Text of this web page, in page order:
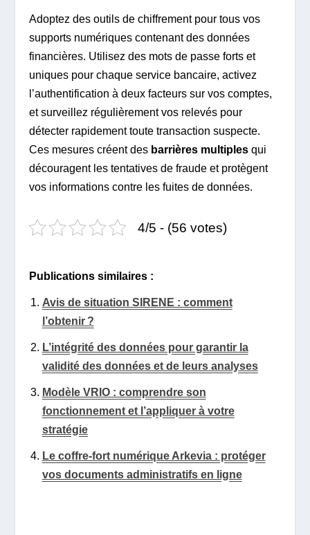
Adoptez des outils de chiffrement pour tous vos
supports numériques contenant des données
financières. Utilisez des mots de passe forts et
uniques pour chaque service bancaire, activez
l’authentification à deux facteurs sur vos comptes,
et surveillez régulièrement vos relevés pour
détecter rapidement toute transaction suspecte.
Ces mesures créent des barrières multiples qui
découragent les tentatives de fraude et protègent
vos informations contre les fuites de données.
4/5 - (56 votes)
Publications similaires :
Avis de situation SIRENE : comment
l’obtenir ?
L’intégrité des données pour garantir la
validité des données et de leurs analyses
Modèle VRIO : comprendre son
fonctionnement et l’appliquer à votre
stratégie
Le coffre-fort numérique Arkevia : protéger
vos documents administratifs en ligne